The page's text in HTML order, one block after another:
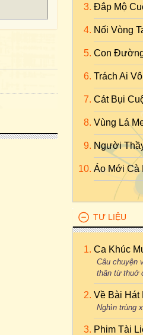
Đắp Mộ
Nối Vòng
Con
Trách Ai
Cát Bụi
Vùng Lá
Người
Áo Mới Cà
TƯ LIỆU
Ca Khúc
Câu chuyện
thân từ thuở
Về Bài Hát
Nghìn trùng
Phim Tài